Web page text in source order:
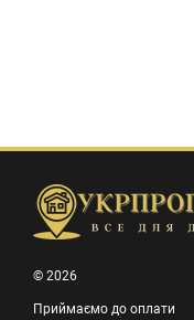
© 2026
Приймаємо до оплати